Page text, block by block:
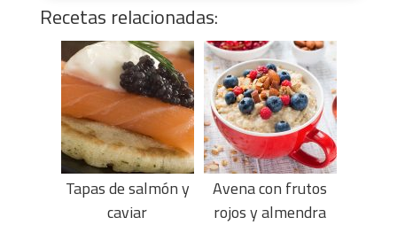
Recetas relacionadas:
Tapas de salmón y
caviar
Avena con frutos
rojos y almendra